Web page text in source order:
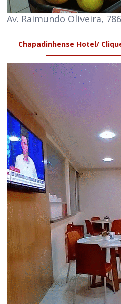
Av. Raimundo Oliveira,
Chapadinhense Hotel/